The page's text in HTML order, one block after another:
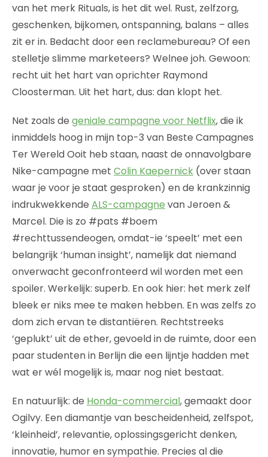
van het merk Rituals, is het dit wel. Rust, zelfzorg,
geschenken, bijkomen, ontspanning, balans – alles
zit er in. Bedacht door een reclamebureau? Of een
stelletje slimme marketeers? Welnee joh. Gewoon:
recht uit het hart van oprichter Raymond
Cloosterman. Uit het hart, dus: dan klopt het.
Net zoals de geniale campagne voor Netflix, die ik
inmiddels hoog in mijn top-3 van Beste Campagnes
Ter Wereld Ooit heb staan, naast de onnavolgbare
Nike-campagne met Colin Kaepernick (over staan
waar je voor je staat gesproken) en de krankzinnig
indrukwekkende ALS-campagne van Jeroen &
Marcel. Die is zo #pats #boem
#rechttussendeogen, omdat-ie ‘speelt’ met een
belangrijk ‘human insight’, namelijk dat niemand
onverwacht geconfronteerd wil worden met een
spoiler. Werkelijk: superb. En ook hier: het merk zelf
bleek er niks mee te maken hebben. En was zelfs zo
dom zich ervan te distantiëren. Rechtstreeks
‘geplukt’ uit de ether, gevoeld in de ruimte, door een
paar studenten in Berlijn die een lijntje hadden met
wat er wél mogelijk is, maar nog niet bestaat.
En natuurlijk: de Honda-commercial, gemaakt door
Ogilvy. Een diamantje van bescheidenheid, zelfspot,
‘kleinheid’, relevantie, oplossingsgericht denken,
innovatie, humor en sympathie. Precies al die